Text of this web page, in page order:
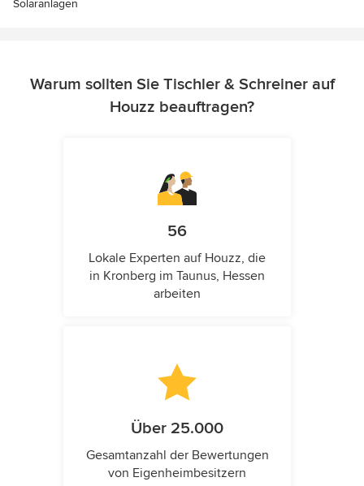
Solaranlagen
Warum sollten Sie Tischler & Schreiner auf
Houzz beauftragen?
56
Lokale Experten auf Houzz, die
in Kronberg im Taunus, Hessen
arbeiten
Über 25.000
Gesamtanzahl der Bewertungen
von Eigenheimbesitzern